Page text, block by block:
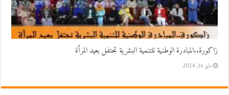
زاكورة..المبادرة الوطنية للتنمية البشرية تحتفل بعيد المرأة
مايو 16, 2024